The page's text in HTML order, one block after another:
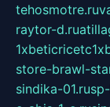
tehosmotre.ru
raytor-d.ru
store-brawl-
sindika-01.ru